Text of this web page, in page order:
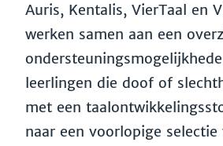
Auris, Kentalis, VierTaal en
werken samen aan een
leerlingen die doof of
met een
naar een voorlopige selectie